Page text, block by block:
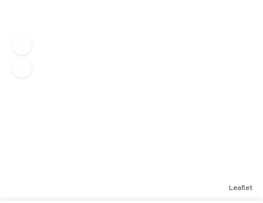
Leaflet